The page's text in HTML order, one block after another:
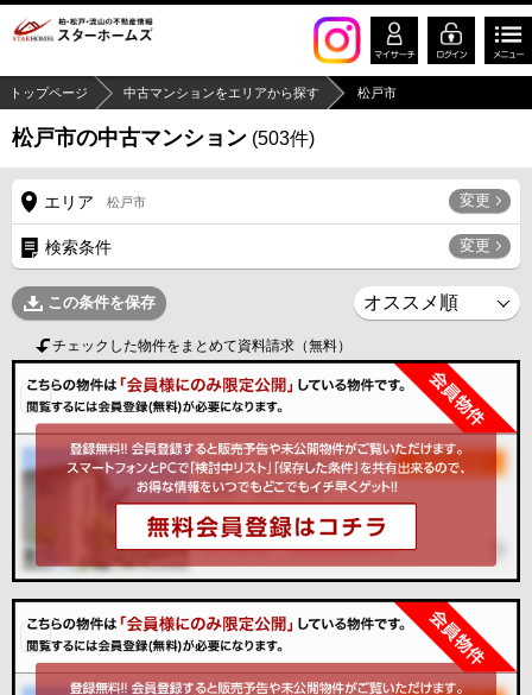
トップページ 中古マンションをエリアから探す 松戸市
松戸市の中古マンション (503件)
エリア 松戸市 変更
検索条件 変更
この条件を保存
チェックした物件をまとめて資料請求（無料）